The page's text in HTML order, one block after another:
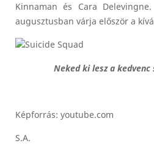
Kinnaman és Cara
augusztusban várja először a
Neked ki lesz a kedvenc
Képforrás: youtube.com
S.A.